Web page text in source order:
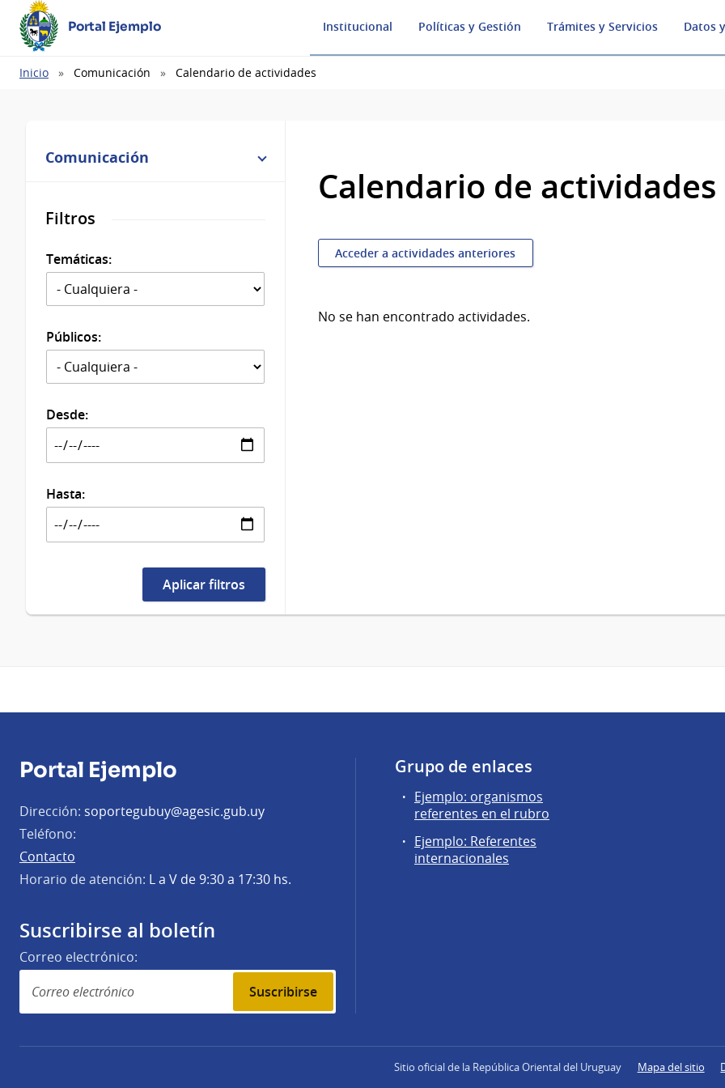
Portal Ejemplo Institucional Políticas y Gestión Trámites y Servicios Datos
Ruta
Inicio Comunicación Calendario de actividades
Comunicación
Filtros
Temáticas:
Públicos:
Desde:
Hasta:
Calendario de actividades
Acceder a actividades anteriores
No se han encontrado actividades.
Portal Ejemplo
Dirección: soportegubuy@agesic.gub.uy
Teléfono:
Contacto
Horario de atención: L a V de 9:30 a 17:30 hs.
Suscribirse al boletín
Correo electrónico:
Suscribirse
Grupo de enlaces
Ejemplo: organismos
referentes en el rubro
Ejemplo: Referentes
internacionales
Sitio oficial de la República Oriental del Uruguay Mapa del sitio